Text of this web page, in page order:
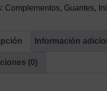
Complementos, Guantes,
Información
(0)